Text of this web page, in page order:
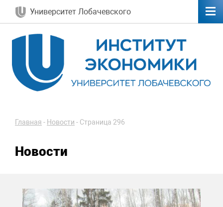
Университет Лобачевского
Главная - Новости - Страница 296
Новости